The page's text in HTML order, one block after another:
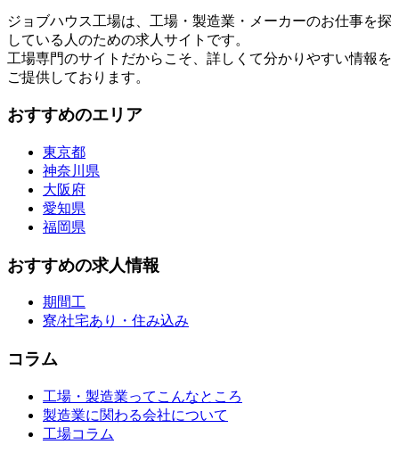
ジョブハウス工場は、工場・製造業・メーカーのお仕事を探
している人のための求人サイトです。
工場専門のサイトだからこそ、詳しくて分かりやすい情報を
ご提供しております。
おすすめのエリア
東京都
神奈川県
大阪府
愛知県
福岡県
おすすめの求人情報
期間工
寮/社宅あり・住み込み
コラム
工場・製造業ってこんなところ
製造業に関わる会社について
工場コラム